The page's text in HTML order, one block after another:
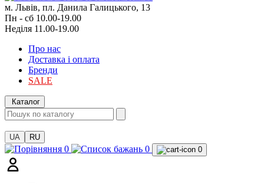
м. Львів, пл. Данила Галицького, 13
Пн - сб 10.00-19.00
Неділя 11.00-19.00
Про нас
Доставка і оплата
Бренди
SALE
Каталог
UA RU
0 0 0